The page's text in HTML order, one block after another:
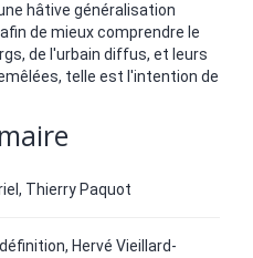
hâtive généralisation
de mieux comprendre le
de l'urbain diffus, et leurs
telle est l'intention de
Thierry Paquot
Hervé Vieillard-